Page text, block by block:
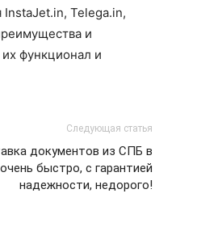
InstaJet.in, Telega.in,
и
функционал и
Следующая статья
документов из СПБ в
быстро, с гарантией
надежности, недорого!